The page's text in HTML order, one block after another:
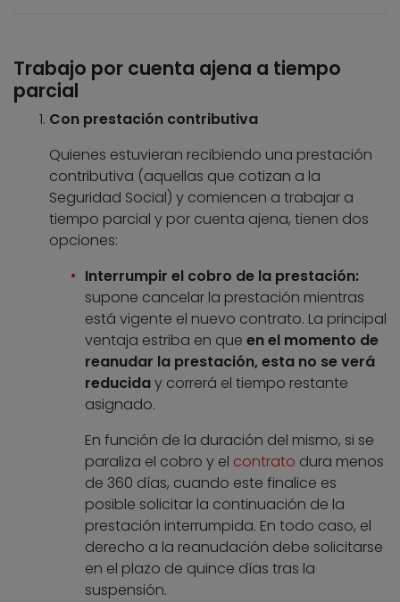
Trabajo por cuenta ajena a tiempo
parcial
Con prestación contributiva
Quienes estuvieran recibiendo una prestación
contributiva (aquellas que cotizan a la
Seguridad Social) y comiencen a trabajar a
tiempo parcial y por cuenta ajena, tienen dos
opciones:
Interrumpir el cobro de la prestación:
supone cancelar la prestación mientras
está vigente el nuevo contrato. La principal
ventaja estriba en que en el momento de
reanudar la prestación, esta no se verá
reduciday correrá el tiempo restante
asignado.
En función de la duración del mismo, si se
paraliza el cobro y el contrato dura menos
de 360 días, cuando este finalice es
posible solicitar la continuación de la
prestación interrumpida. En todo caso, el
derecho a la reanudación debe solicitarse
en el plazo de quince días tras la
suspensión.